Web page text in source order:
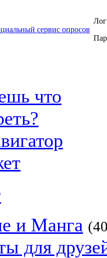
и Манга
для